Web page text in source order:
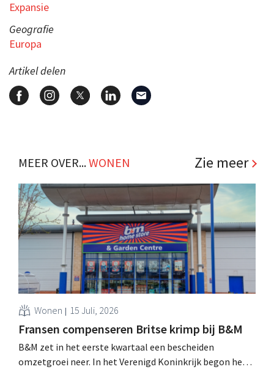
Expansie
Geografie
Europa
Artikel delen
MEER OVER...WONEN Zie meer
Wonen 15 Juli, 2026
Fransen compenseren Britse krimp bij B&M
B&M zet in het eerste kwartaal een bescheiden
omzetgroei neer. In het Verenigd Koninkrijk begon het